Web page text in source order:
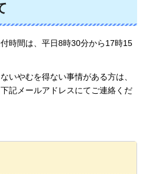
時間は、平日8時30分から17時15
いやむを得ない事情がある方は、
記メールアドレスにてご連絡くだ